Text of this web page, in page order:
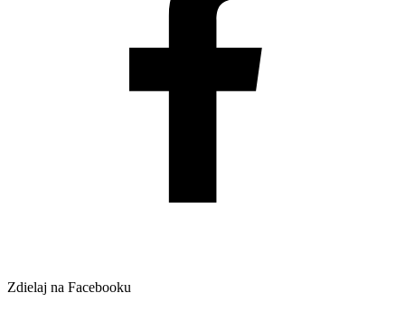
Zdielaj na Facebooku